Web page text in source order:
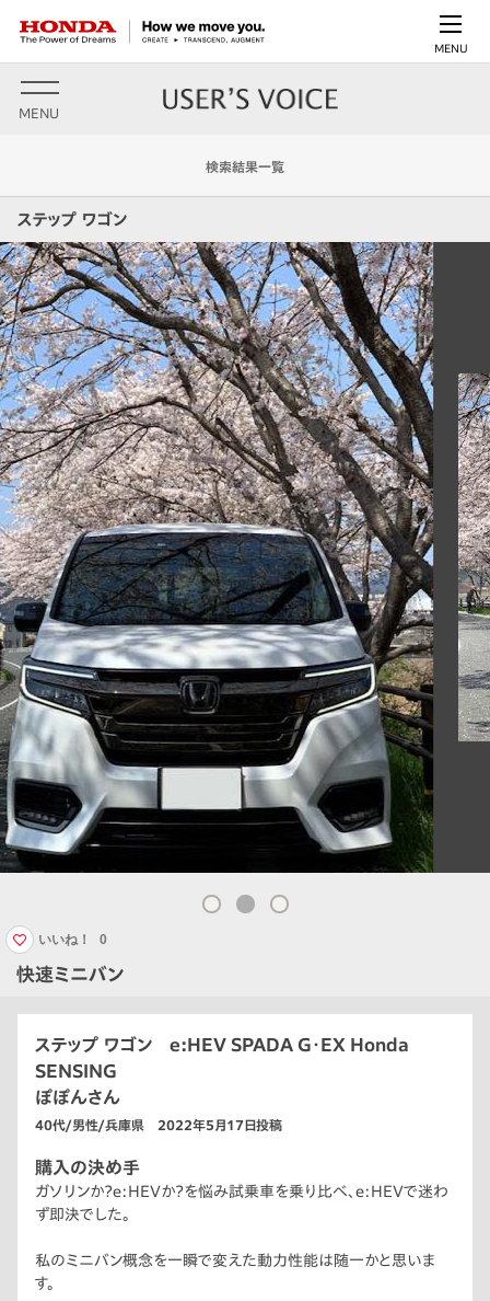
MENU
MENU
検索結果一覧
ステップ ワゴン
快速ミニバン
いいね！ 0
ステップ ワゴン e:HEV SPADA G・EX Honda
SENSING
ぽぽんさん
40代/男性/兵庫県 2022年5月17日投稿
購入の決め手
ガソリンか？e:HEVか？を悩み試乗車を乗り比べ、e:HEVで迷わ
ず即決でした。
私のミニバン概念を一瞬で変えた動力性能は随一かと思いま
す。